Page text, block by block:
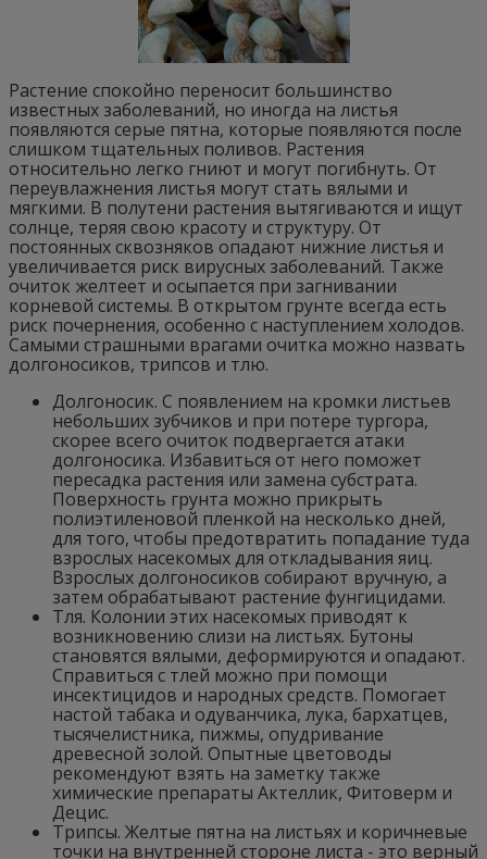
Растение спокойно переносит большинство
известных заболеваний, но иногда на листья
появляются серые пятна, которые появляются после
слишком тщательных поливов. Растения
относительно легко гниют и могут погибнуть. От
переувлажнения листья могут стать вялыми и
мягкими. В полутени растения вытягиваются и ищут
солнце, теряя свою красоту и структуру. От
постоянных сквозняков опадают нижние листья и
увеличивается риск вирусных заболеваний. Также
очиток желтеет и осыпается при загнивании
корневой системы. В открытом грунте всегда есть
риск почернения, особенно с наступлением холодов.
Самыми страшными врагами очитка можно назвать
долгоносиков, трипсов и тлю.
Долгоносик. С появлением на кромки листьев
небольших зубчиков и при потере тургора,
скорее всего очиток подвергается атаки
долгоносика. Избавиться от него поможет
пересадка растения или замена субстрата.
Поверхность грунта можно прикрыть
полиэтиленовой пленкой на несколько дней,
для того, чтобы предотвратить попадание туда
взрослых насекомых для откладывания яиц.
Взрослых долгоносиков собирают вручную, а
затем обрабатывают растение фунгицидами.
Тля. Колонии этих насекомых приводят к
возникновению слизи на листьях. Бутоны
становятся вялыми, деформируются и опадают.
Справиться с тлей можно при помощи
инсектицидов и народных средств. Помогает
настой табака и одуванчика, лука, бархатцев,
тысячелистника, пижмы, опудривание
древесной золой. Опытные цветоводы
рекомендуют взять на заметку также
химические препараты Актеллик, Фитоверм и
Децис.
Трипсы. Желтые пятна на листьях и коричневые
точки на внутренней стороне листа - это верный